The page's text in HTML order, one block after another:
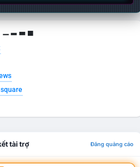
▁ ▂ ▃ ▄
tài trợ Đăng quảng cáo